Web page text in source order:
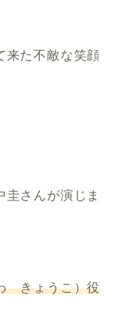
来た不敵な笑顔
さんが演じま
きょうこ）役